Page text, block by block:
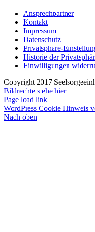
Ansprechpartner
Kontakt
Impressum
Datenschutz
Privatsphäre-
Historie der
Einwilligungen
Copyright 2017
Bildrechte siehe hier
Page load link
WordPress Cookie Hinweis
Nach oben